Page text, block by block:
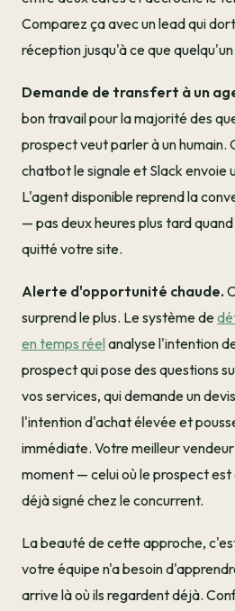
Comparez ça avec un lead qui
réception jusqu'à ce que
Demande de transfert à un
bon travail pour la majorité des
prospect veut parler à un humain.
chatbot le signale et Slack envoie
L'agent disponible reprend la
— pas deux heures plus tard
quitté votre site.
Alerte d'opportunité chaude.
surprend le plus. Le système de
en temps réelanalyse l'intention
prospect qui pose des questions
vos services, qui demande un
l'intention d'achat élevée et
immédiate. Votre meilleur
moment — celui où le prospect est
déjà signé chez le concurrent.
La beauté de cette approche,
votre équipe n'a besoin
arrive là où ils regardent déjà.